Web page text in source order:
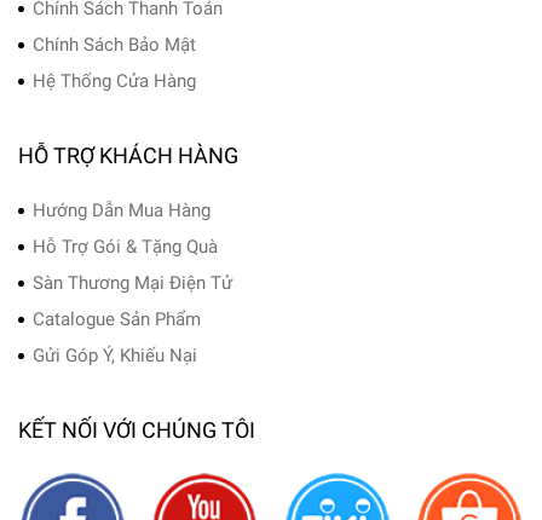
Chính Sách Thanh Toán
Chính Sách Bảo Mật
Hệ Thống Cửa Hàng
HỖ TRỢ KHÁCH HÀNG
Hướng Dẫn Mua Hàng
Hỗ Trợ Gói & Tặng Quà
Sàn Thương Mại Điện Tử
Catalogue Sản Phẩm
Gửi Góp Ý, Khiếu Nại
KẾT NỐI VỚI CHÚNG TÔI